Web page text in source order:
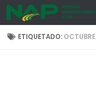
Skip to content
ETIQUETADO: OCTUBRE